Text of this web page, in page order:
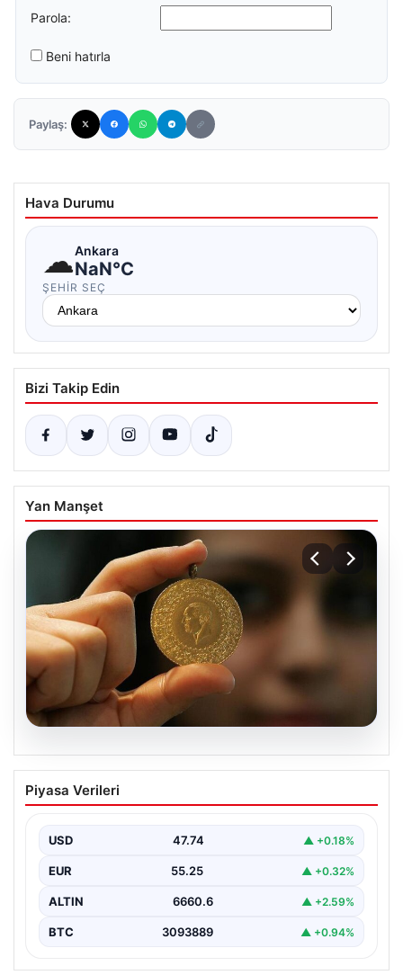
Parola:
Beni hatırla
Paylaş:
Hava Durumu
☁Ankara
NaN°C
ŞEHIR SEÇ
Bizi Takip Edin
Yan Manşet
06.08.2026
Altın fiyatları canlı grafik 22 Mayıs: Altın
fiyatları ne oldu, düştü mü, çıktı mı?
fiyatları
Piyasa Verileri
USD 47.74 ▲ +0.18%
EUR 55.25 ▲ +0.32%
ALTIN 6660.6 ▲ +2.59%
BTC 3093889 ▲ +0.94%